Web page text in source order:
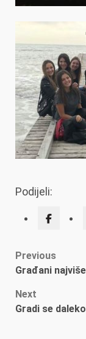
Podijeli:
Post
Previous
Građani
Next
Gradi se